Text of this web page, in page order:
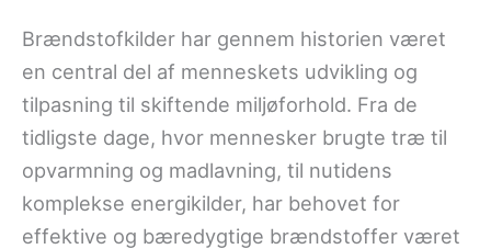
Brændstofkilder har gennem historien været
en central del af menneskets udvikling og
tilpasning til skiftende miljøforhold. Fra de
tidligste dage, hvor mennesker brugte træ til
opvarmning og madlavning, til nutidens
komplekse energikilder, har behovet for
effektive og bæredygtige brændstoffer været